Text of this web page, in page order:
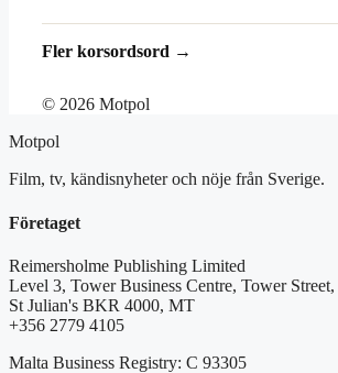
Fler korsordsord →
© 2026 Motpol
Motpol
Film, tv, kändisnyheter och nöje från Sverige.
Företaget
Reimersholme Publishing Limited
Level 3, Tower Business Centre, Tower
St Julian's BKR 4000, MT
+356 2779 4105
Malta Business Registry: C 93305